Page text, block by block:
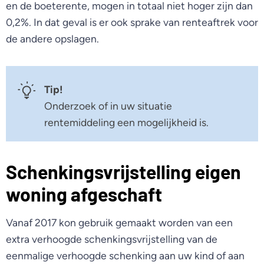
en de boeterente, mogen in totaal niet hoger zijn dan
0,2%. In dat geval is er ook sprake van renteaftrek voor
de andere opslagen.
Tip!
Onderzoek of in uw situatie
rentemiddeling een mogelijkheid is.
Schenkingsvrijstelling eigen
woning afgeschaft
Vanaf 2017 kon gebruik gemaakt worden van een
extra verhoogde schenkingsvrijstelling van de
eenmalige verhoogde schenking aan uw kind of aan